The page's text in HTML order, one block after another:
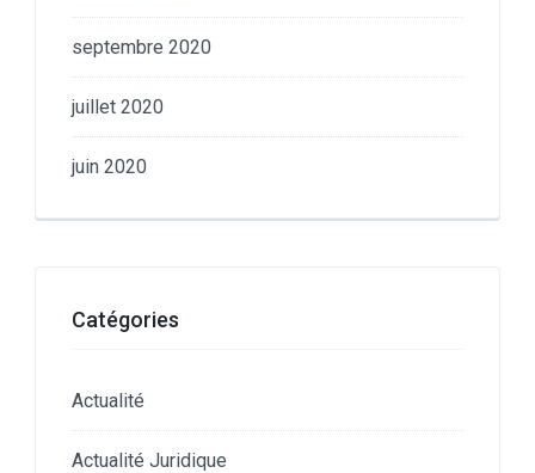
septembre 2020
juillet 2020
juin 2020
Catégories
Actualité
Actualité Juridique